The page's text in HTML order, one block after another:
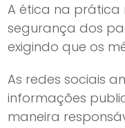
A ética na
segurança dos
exigindo que os
As redes sociais
informações
maneira